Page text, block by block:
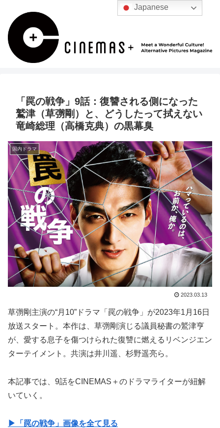
「罠の戦争」9話：復讐される側になった
鷲津（草彅剛）と、どうしたって拭えない
竜崎総理（高橋克典）の黒幕臭
国内ドラマ
2023.03.13
草彅剛主演の“月10”ドラマ「罠の戦争」が2023年1月16日
放送スタート。本作は、草彅剛演じる議員秘書の鷲津亨
が、愛する息子を傷つけられた復讐に燃えるリベンジエン
ターテイメント。共演は井川遥、杉野遥亮ら。
本記事では、9話をCINEMAS＋のドラマライターが紐解
いていく。
▶︎「罠の戦争」画像を全て見る
Japanese